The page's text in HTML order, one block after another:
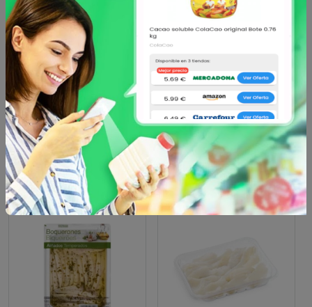
Hacendado
Filetes de anchoa en
aceite de oliva
hacendado...
desde3.65 €
Hacendado
Filetes de anchoa en
aceite de oliva
hacendado...
desde6.75 €